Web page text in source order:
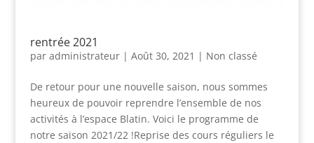
rentrée 2021
par administrateur| Août 30, 2021 | Non classé
De retour pour une nouvelle saison, nous sommes
heureux de pouvoir reprendre l’ensemble de nos
activités à l’espace Blatin. Voici le programme de
notre saison 2021/22 !Reprise des cours réguliers le